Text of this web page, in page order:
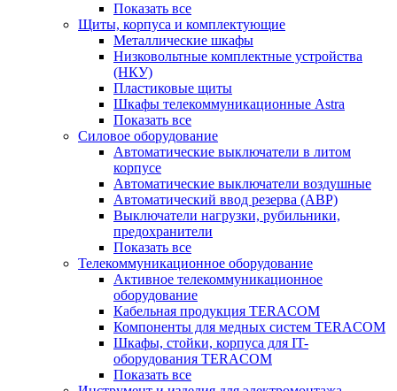
Показать все
Щиты, корпуса и комплектующие
Металлические шкафы
Низковольтные комплектные устройства
(НКУ)
Пластиковые щиты
Шкафы телекоммуникационные Astra
Показать все
Силовое оборудование
Автоматические выключатели в литом
корпусе
Автоматические выключатели воздушные
Автоматический ввод резерва (АВР)
Выключатели нагрузки, рубильники,
предохранители
Показать все
Телекоммуникационное оборудование
Активное телекоммуникационное
оборудование
Кабельная продукция TERACOM
Компоненты для медных систем TERACOM
Шкафы, стойки, корпуса для IT-
оборудования TERACOM
Показать все